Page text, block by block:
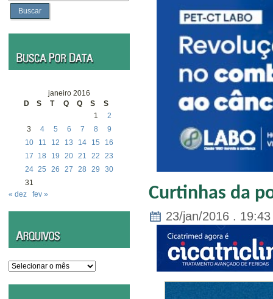
Buscar
janeiro 2016
D
S T Q Q S
S
1
2
3
4 5 6 7 8
9
10
11 12 13 14 15
16
17
18 19 20 21 22
23
24 25 26 27 28 29
30
31
« dez
fev »
Arquivos
Curtinhas da
23/jan/2016 . 19:43